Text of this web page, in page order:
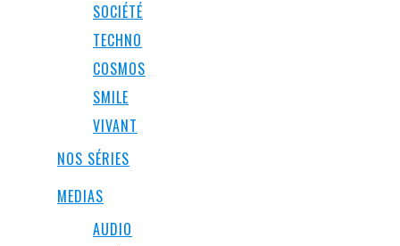
SOCIÉTÉ
TECHNO
COSMOS
SMILE
VIVANT
NOS SÉRIES
MEDIAS
AUDIO